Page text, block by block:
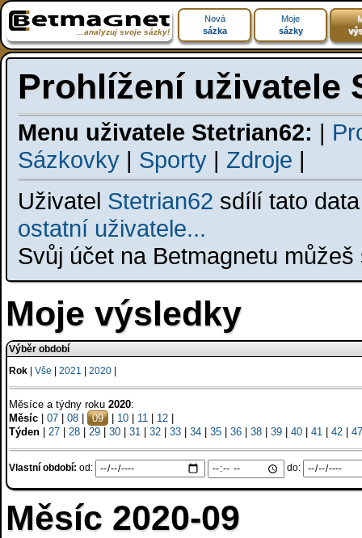
...analyzuj svoje sázky!
Nová
sázka
Moje
sázky
Prohlížení uživatele
Menu uživatele Stetrian62: |
Sázkovky | Sporty | Zdroje |
Uživatel Stetrian62 sdílí tato
ostatní uživatele...
Svůj účet na Betmagnetu
Moje výsledky
Výběr období
Rok
Vše 2021 2020
Měsíce a týdny roku 2020:
Měsíc
07 08 09 10 11 12
Týden
27 28 29 30 31 32 33 34 35 36 38 39 40 41 42 47
Vlastní období: od: do:
Měsíc 2020-09